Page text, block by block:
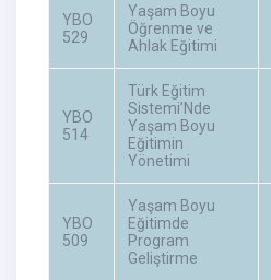
YBO
529
Yaşam Boyu
Öğrenme ve
Ahlak Eğitimi
YBO
514
Türk Eğitim
Sistemi’Nde
Yaşam Boyu
Eğitimin
Yönetimi
YBO
509
Yaşam Boyu
Eğitimde
Program
Geliştirme